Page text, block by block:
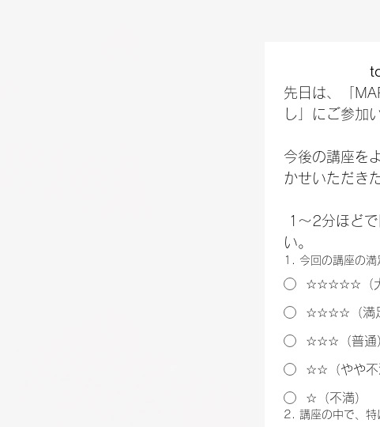
先日は、「
し」にご参加
今後の講座を
かせいただき
1～2分ほど
い。
1. 今回の講座の満
☆☆☆☆☆（大
☆☆☆☆（満
☆☆☆（普通
☆☆（やや不
☆（不満）
2. 講座の中で、特